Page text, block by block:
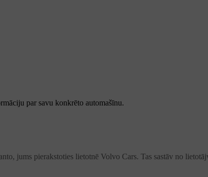
par savu konkrēto automašīnu.
jums pierakstoties lietotnē Volvo Cars. Tas sastāv no